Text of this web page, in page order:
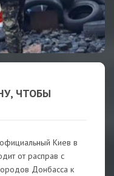
ЧТОБЫ
Киев в
от расправ с
Донбасса к